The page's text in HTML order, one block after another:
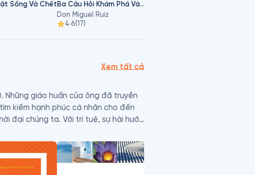
Sống Và Chết
Ba Câu Hỏi Khám Phá Và Làm Chủ Sức Mạnh Nội Tại
Don Miguel Ruiz
4.6(17)
Xem tất cả
Những giáo huấn của ông đã truyền
kiếm hạnh phúc cá nhân cho đến
đại chúng ta. Với trí tuệ, sự hài hước
khái niệm triết học phức tạp